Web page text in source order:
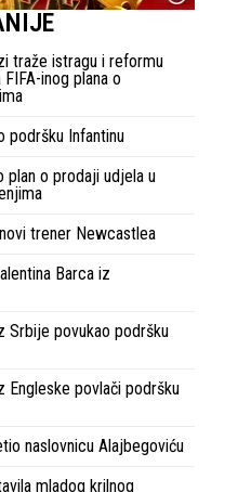
traže istragu i reformu
inog plana o
podršku Infantinu
plan o prodaji udjela u
trener Newcastlea
Barca iz
Srbije povukao podršku
Engleske povlači podršku
naslovnicu Alajbegoviću
mladog krilnog